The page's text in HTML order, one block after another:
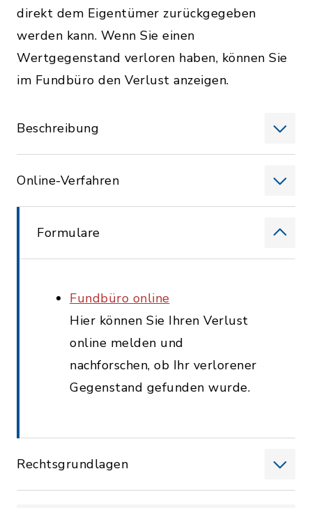
direkt dem Eigentümer zurückgegeben
werden kann. Wenn Sie einen
Wertgegenstand verloren haben, können Sie
im Fundbüro den Verlust anzeigen.
Beschreibung
Online-Verfahren
Formulare
Fundbüro online
Hier können Sie Ihren Verlust
online melden und
nachforschen, ob Ihr verlorener
Gegenstand gefunden wurde.
Rechtsgrundlagen